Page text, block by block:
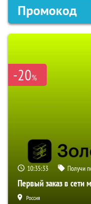
Промокод
-20%
10:35:32 Получи
Первый заказ в сети
Россия